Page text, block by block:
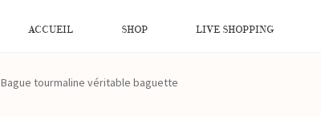
ACCUEIL SHOP LIVE SHOPPING
Bague tourmaline véritable baguette